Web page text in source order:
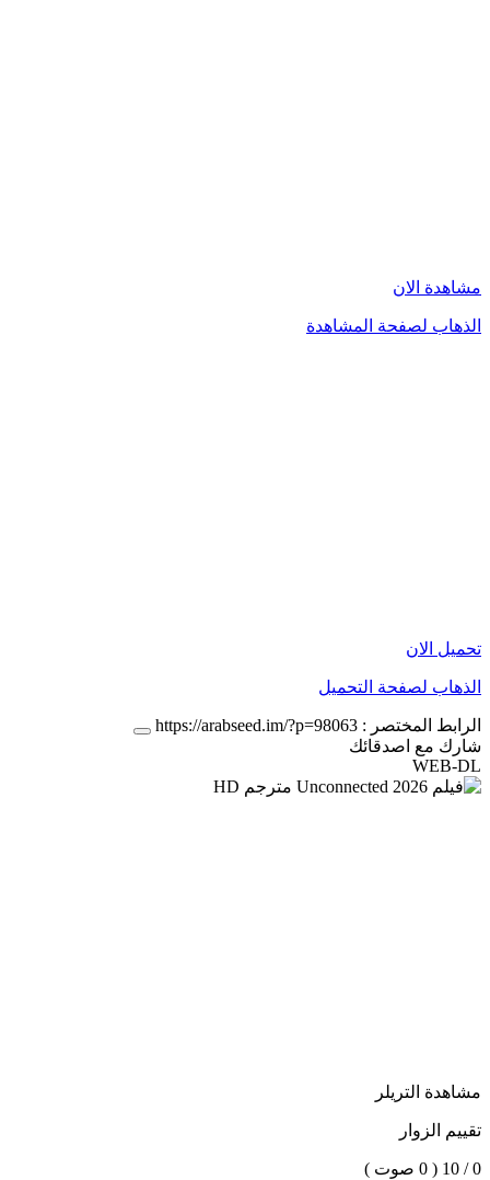
مشاهدة الان
الذهاب لصفحة المشاهدة
تحميل الان
الذهاب لصفحة التحميل
الرابط المختصر : https://arabseed.im/?p=98063
شارك مع اصدقائك
WEB-DL
مشاهدة التريلر
تقييم الزوار
0 / 10 ( 0 صوت )